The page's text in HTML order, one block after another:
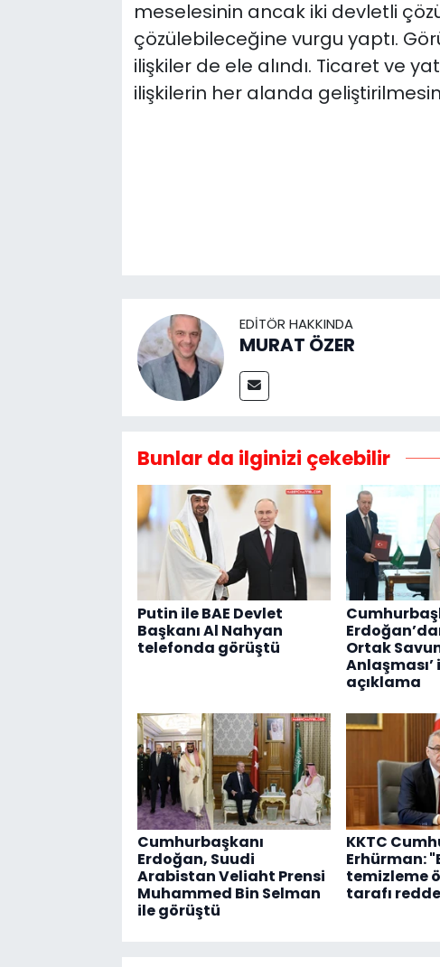
meselesinin ancak iki devletli
çözülebileceğine vurgu yaptı.
ilişkiler de ele alındı. Ticaret ve
ilişkilerin her alanda
EDITÖR HAKKINDA
MURAT ÖZER
Bunlar da ilginizi çekebilir
Putin ile BAE Devlet
Başkanı Al Nahyan
telefonda görüştü
Ortak
açıklama
Cumhurbaşkanı
Erdoğan, Suudi
Arabistan Veliaht Prensi
Muhammed Bin Selman
ile görüştü
KKTC
Erhürman:
temizleme
tarafı